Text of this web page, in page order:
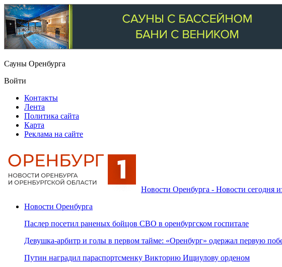
Сауны Оренбурга
Войти
Контакты
Лента
Политика сайта
Карта
Реклама на сайте
Новости Оренбурга - Новости сегодня
Новости Оренбурга
Паслер посетил раненых бойцов СВО в оренбургском госпитале
Девушка-арбитр и голы в первом тайме: «Оренбург» одержал первую
Путин наградил параспортсменку Викторию Ищиулову орденом